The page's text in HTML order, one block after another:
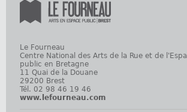
Le Fourneau
Centre National des Arts de la Rue et de
public en Bretagne
11 Quai de la Douane
29200 Brest
Tél. 02 98 46 19 46
www.lefourneau.com